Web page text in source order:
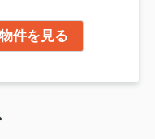
件を見る